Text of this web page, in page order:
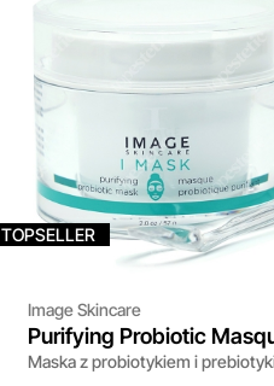
TOPSELLER
Image Skincare
Purifying Probiotic
Maska z probiotykiem i